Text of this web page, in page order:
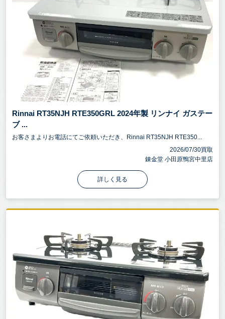
Rinnai RT35NJH RTE350GRL 2024年製 リンナイ ガステー
ブ ...
お客さまよりお電話にてご依頼いただき、Rinnai RT35NJH RTE350...
2026/07/30買取
錬金堂 小田原鴨宮中里店
詳しく見る